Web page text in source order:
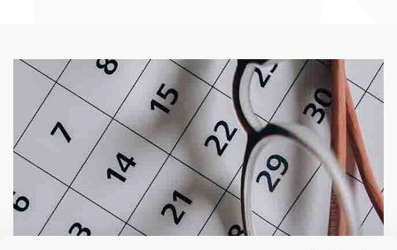
أسباب الماء الماء الأزرق